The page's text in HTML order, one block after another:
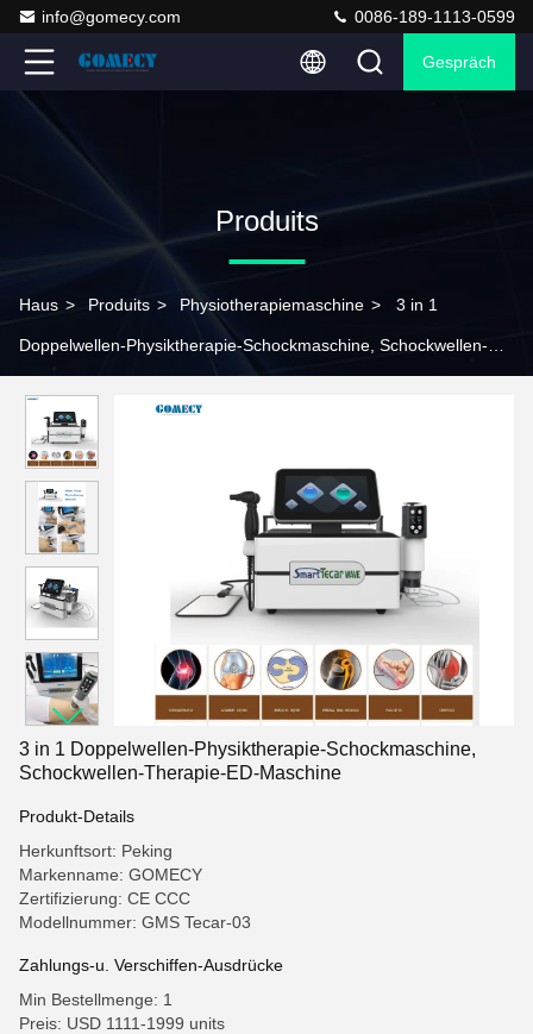
info@gomecy.com 0086-189-1113-0599
Gespräch
Produits
Haus > Produits > Physiotherapiemaschine > 3 in 1
Doppelwellen-Physiktherapie-Schockmaschine, Schockwellen-
3 in 1 Doppelwellen-Physiktherapie-Schockmaschine,
Schockwellen-Therapie-ED-Maschine
Produkt-Details
Herkunftsort: Peking
Markenname: GOMECY
Zertifizierung: CE CCC
Modellnummer: GMS Tecar-03
Zahlungs-u. Verschiffen-Ausdrücke
Min Bestellmenge: 1
Preis: USD 1111-1999 units